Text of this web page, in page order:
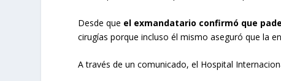
Desde que el exmandatario confirmó que
cirugías porque incluso él mismo aseguró que la
A través de un comunicado, el Hospital